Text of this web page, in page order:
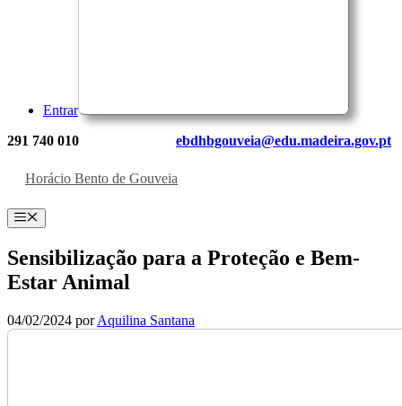
Entrar
291 740 010 ebdhbgouveia@edu.madeira.gov.pt
Horácio Bento de Gouveia
Menu
Sensibilização para a Proteção e Bem-
Estar Animal
04/02/2024 porAquilina Santana